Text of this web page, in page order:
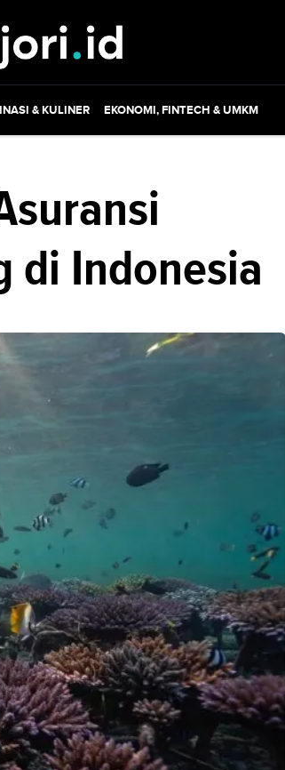
& KULINER EKONOMI, FINTECH & UMKM
di Indonesia